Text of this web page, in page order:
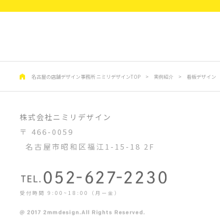
名古屋の店舗デザイン事務所 ニミリデザインTOP > 実例紹介 > 看板デザイン
株式会社ニミリデザイン
〒 466-0059
名古屋市昭和区福江1-15-18 2F
受付時間 9:00~18:00（月ー金）